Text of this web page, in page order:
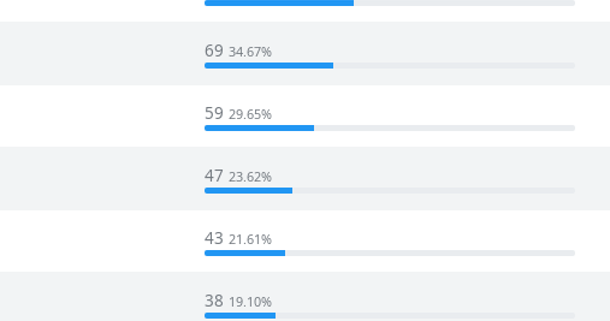
6934.67%
5929.65%
4723.62%
4321.61%
38 19.10%